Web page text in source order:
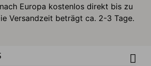
Europa kostenlos direkt bis zu
Versandzeit beträgt ca. 2-3 Tage.